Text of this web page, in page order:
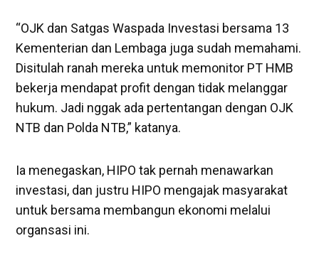
“OJK dan Satgas Waspada Investasi bersama 13
Kementerian dan Lembaga juga sudah memahami.
Disitulah ranah mereka untuk memonitor PT HMB
bekerja mendapat profit dengan tidak melanggar
hukum. Jadi nggak ada pertentangan dengan OJK
NTB dan Polda NTB,” katanya.
Ia menegaskan, HIPO tak pernah menawarkan
investasi, dan justru HIPO mengajak masyarakat
untuk bersama membangun ekonomi melalui
organsasi ini.